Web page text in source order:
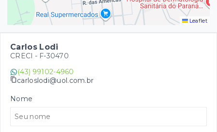
Leaflet
Carlos Lodi
CRECI - F-30470
(43) 99102-4960
carloslodi@uol.com.br
Nome